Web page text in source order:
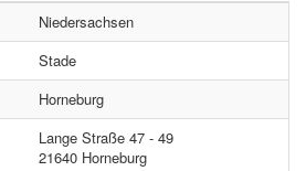
Niedersachsen
Stade
Horneburg
Lange Straße 47 - 49
21640 Horneburg